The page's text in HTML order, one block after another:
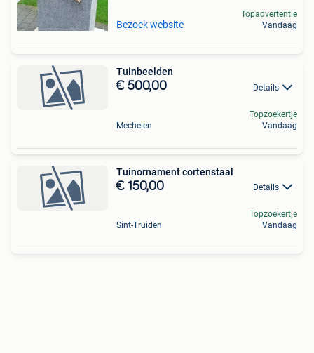
Bezoek website
Topadvertentie
Vandaag
Tuinbeelden
€ 500,00 Details
Mechelen
Topzoekertje
Vandaag
Tuinornament cortenstaal
€ 150,00 Details
Sint-Truiden
Topzoekertje
Vandaag